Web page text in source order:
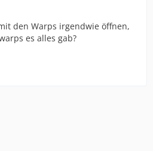
den Warps irgendwie öffnen,
es alles gab?